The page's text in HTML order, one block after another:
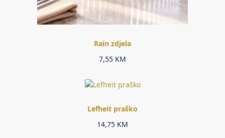
Rain zdjela
7,55 KM
Lefheit praško
14,75 KM